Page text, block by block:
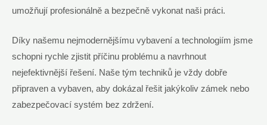
umožňují profesionálně a bezpečně vykonat naši práci.
Díky našemu nejmodernějšímu vybavení a technologiím jsme
schopni rychle zjistit příčinu problému a navrhnout
nejefektivnější řešení. Naše tým techniků je vždy dobře
připraven a vybaven, aby dokázal řešit jakýkoliv zámek nebo
zabezpečovací systém bez zdržení.